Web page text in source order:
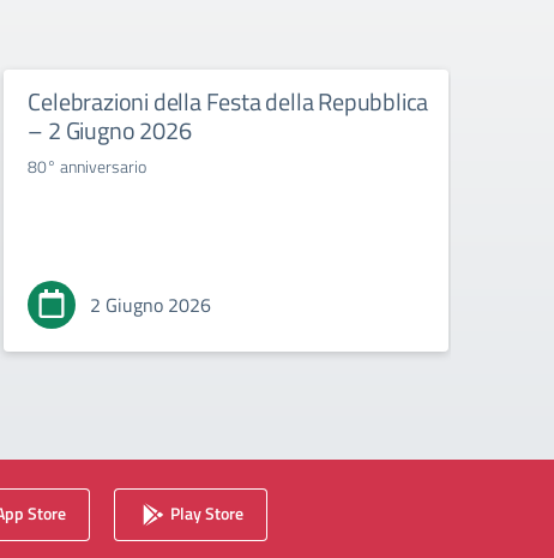
Celebrazioni della Festa della Repubblica
– 2 Giugno 2026
80° anniversario
2 Giugno 2026
Store Play Store